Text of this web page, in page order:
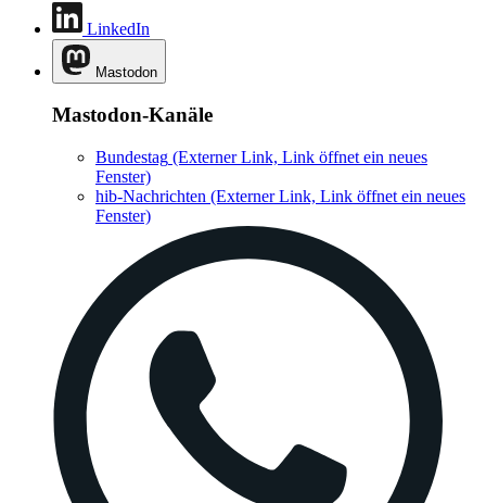
LinkedIn
Mastodon
Mastodon-Kanäle
Bundestag (Externer Link, Link öffnet ein neues
Fenster)
hib-Nachrichten (Externer Link, Link öffnet ein neues
Fenster)